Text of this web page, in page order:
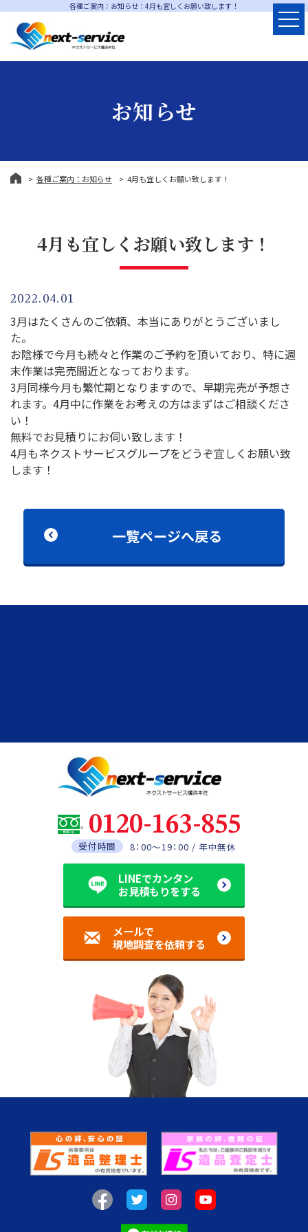
各種ご案内：お知らせ：4月も宜しくお願い致します！
お知らせ
各種ご案内：お知らせ 4月も宜しくお願い致します！
4月も宜しくお願い致します！
2022.04.01
3月はたくさんのご依頼、本当にありがとうございまし
た。
お陰様で今月も続々と作業のご予約を頂いており、特に週
末作業は完売間近となっております。
3月同様今月も繁忙期となりますので、早期完売が予想さ
れます。4月中に作業をお考えの方はまずはご相談くださ
い！
無料でお見積りにお伺い致します！
4月もネクストサービスグループをどうぞ宜しくお願い致
します！
一覧ページへ戻る
0120-163-855
受付時間 8：00～19：00 / 年中無休
LINEでカンタン
お見積もりをする
メールで
現地調査を依頼する